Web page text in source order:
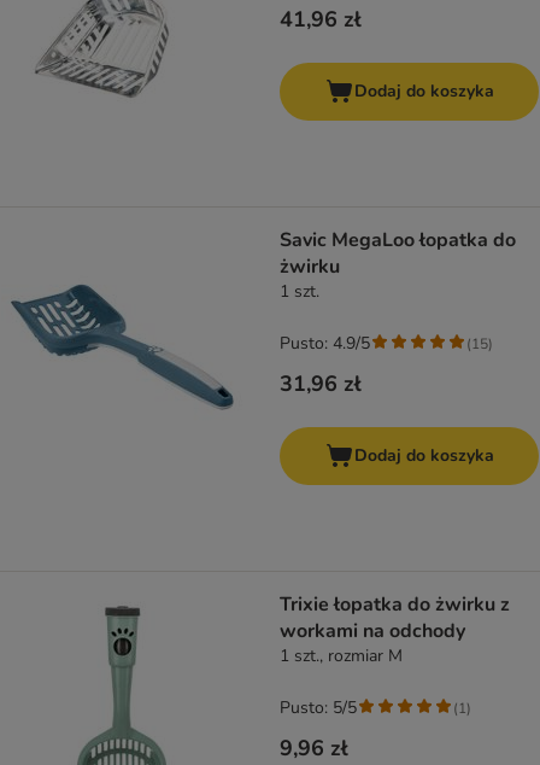
41,96 zł
Dodaj do koszyka
Savic MegaLoo łopatka do
żwirku
1 szt.
31,96 zł
Pusto: 4.9/5 (15)
Dodaj do koszyka
Trixie łopatka do żwirku z
workami na odchody
1 szt., rozmiar M
9,96 zł
Pusto: 5/5 (1)